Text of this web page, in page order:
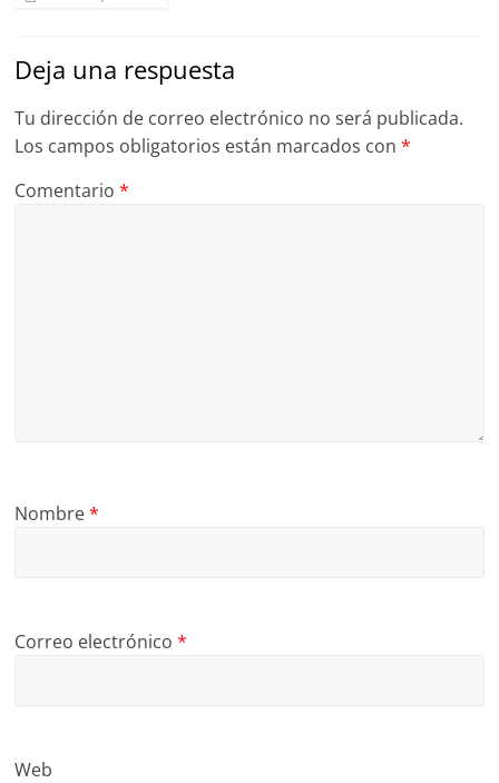
Deja una respuesta
Tu dirección de correo electrónico no será publicada.
Los campos obligatorios están marcados con*
Comentario*
Nombre*
Correo electrónico*
Web